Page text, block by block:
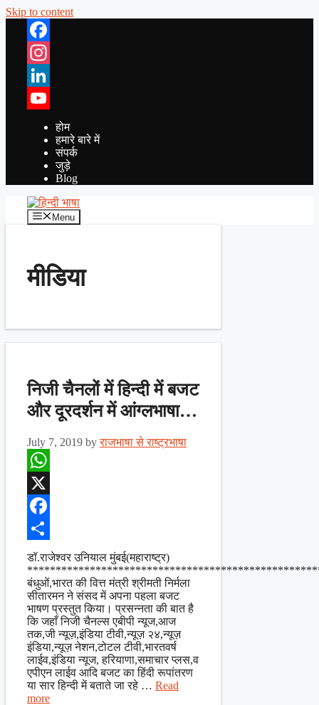
Skip to content
Facebook
Instagram
LinkedIn
YouTube
होम
हमारे बारे में
संपर्क
जुड़े
Blog
Menu
मीडिया
निजी चैनलों में हिन्दी में बजट
और दूरदर्शन में आंग्लभाषा…
July 7, 2019 byराजभाषा से राष्ट्रभाषा
WhatsApp
X
Facebook
Share
डॉ.राजेश्वर उनियाल मुंबई(महाराष्ट्र)
बंधुओं,भारत की वित्त मंत्री श्रीमती निर्मला
सीतारमन ने संसद में अपना पहला बजट
भाषण प्रस्तुत किया। प्रसन्नता की बात है
कि जहाँ निजी चैनल्स एबीपी न्यूज,आज
तक,जी न्यूज़,इंडिया टीवी,न्यूज़ २४,न्यूज़
इंडिया,न्यूज़ नेशन,टोटल टीवी,भारतवर्ष
लाईव,इंडिया न्यूज, हरियाणा,समाचार प्लस,व
एपीएन लाईव आदि बजट का हिंदी रूपांतरण
या सार हिन्दी में बताते जा रहे … Read
more